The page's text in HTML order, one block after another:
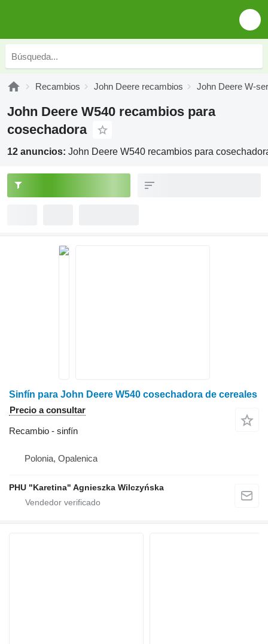
Recambios John Deere recambios John Deere W-
John Deere W540 recambios para
cosechadora
12 anuncios: John Deere W540 recambios para
Sinfín para John Deere W540 cosechadora de cereales
Precio a consultar
Recambio - sinfín
Polonia, Opalenica
PHU "Karetina" Agnieszka Wilczyńska